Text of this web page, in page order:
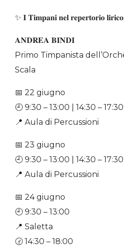
✨ 𝐈 𝐓𝐢𝐦𝐩𝐚𝐧𝐢 𝐧𝐞𝐥 𝐫𝐞𝐩𝐞𝐫𝐭𝐨𝐫𝐢𝐨
𝐀𝐍𝐃𝐑𝐄𝐀 𝐁𝐈𝐍𝐃𝐈
Primo Timpanista
Scala
📅 22 giugno
🕘 9:30 – 13:00 | 14:30 – 17:30
📍 Aula di Percussioni
📅 23 giugno
🕘 9:30 – 13:00 | 14:30 – 17:30
📍 Aula di Percussioni
📅 24 giugno
🕘 9:30 – 13:00
📍 Saletta
🕝 14:30 – 18:00